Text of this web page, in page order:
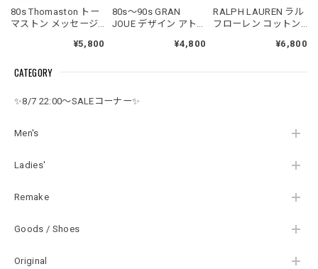
CATEGORY
✨8/7 22:00～SALEコーナー✨
Men's
Ladies'
Remake
Goods / Shoes
Original
80s Thomaston トー
マストン メッセージ
ン コーデュロイ テー
ス 細コール パズル ジ
ビンテージ 古着 レデ
ィースW66～73cm
¥5,800
80s～90s GRAN
JOUE デザイン アト
ハイウエスト スラッ
ターコイズ ジャパン
ージ 古着 レディース
W67cm
¥4,800
RALPH LAUREN ラル
フローレン コットン
リングベルト付属 ス
ベージュ USED ヴィ
¥6,800